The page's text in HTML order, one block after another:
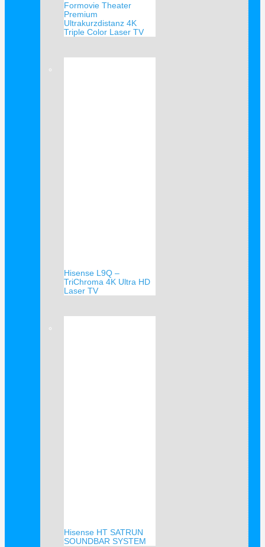
Formovie Theater
Premium
Ultrakurzdistanz 4K
Triple Color Laser TV
Hisense L9Q –
TriChroma 4K Ultra HD
Laser TV
Hisense HT SATRUN
SOUNDBAR SYSTEM